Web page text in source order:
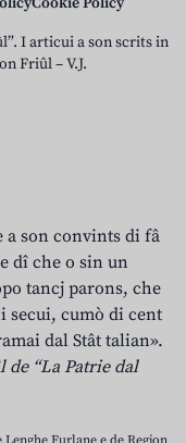
I articui a son scrits in
Friûl – V.J.
son convints di fâ
dî che o sin un
tancj parons, che
secui, cumò di cent
dal Stât talian».
“La Patrie dal